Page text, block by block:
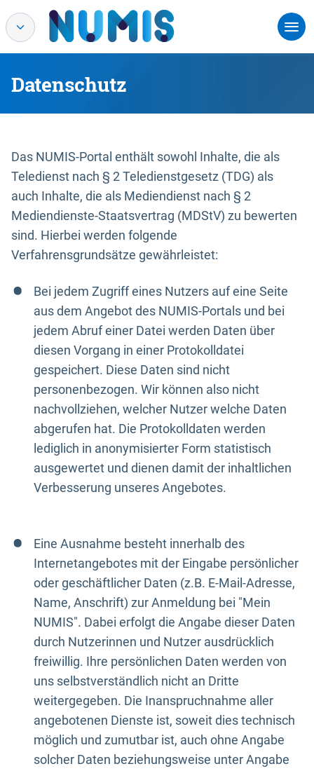
Datenschutz
Das NUMIS-Portal enthält sowohl Inhalte, die als
Teledienst nach § 2 Teledienstgesetz (TDG) als
auch Inhalte, die als Mediendienst nach § 2
Mediendienste-Staatsvertrag (MDStV) zu bewerten
sind. Hierbei werden folgende
Verfahrensgrundsätze gewährleistet:
Bei jedem Zugriff eines Nutzers auf eine Seite
aus dem Angebot des NUMIS-Portals und bei
jedem Abruf einer Datei werden Daten über
diesen Vorgang in einer Protokolldatei
gespeichert. Diese Daten sind nicht
personenbezogen. Wir können also nicht
nachvollziehen, welcher Nutzer welche Daten
abgerufen hat. Die Protokolldaten werden
lediglich in anonymisierter Form statistisch
ausgewertet und dienen damit der inhaltlichen
Verbesserung unseres Angebotes.
Eine Ausnahme besteht innerhalb des
Internetangebotes mit der Eingabe persönlicher
oder geschäftlicher Daten (z.B. E-Mail-Adresse,
Name, Anschrift) zur Anmeldung bei "Mein
NUMIS". Dabei erfolgt die Angabe dieser Daten
durch Nutzerinnen und Nutzer ausdrücklich
freiwillig. Ihre persönlichen Daten werden von
uns selbstverständlich nicht an Dritte
weitergegeben. Die Inanspruchnahme aller
angebotenen Dienste ist, soweit dies technisch
möglich und zumutbar ist, auch ohne Angabe
solcher Daten beziehungsweise unter Angabe